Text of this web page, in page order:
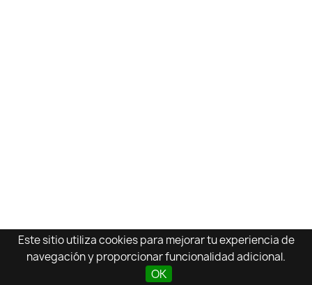
Este sitio utiliza cookies para mejorar tu experiencia de
navegación y proporcionar funcionalidad adicional.
OK